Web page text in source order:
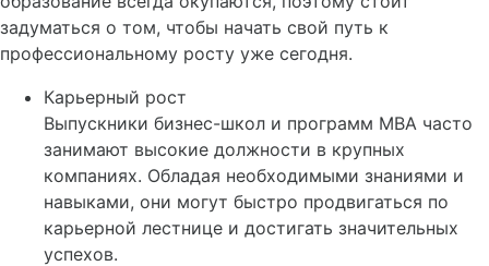
задуматься о том, чтобы начать свой путь к
профессиональному росту уже сегодня.
Карьерный рост
Выпускники бизнес-школ и программ MBA часто
занимают высокие должности в крупных
компаниях. Обладая необходимыми знаниями и
навыками, они могут быстро продвигаться по
карьерной лестнице и достигать значительных
успехов.